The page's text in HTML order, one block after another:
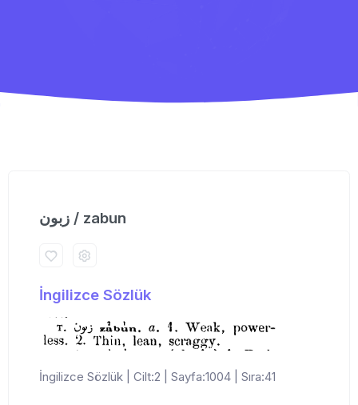
زبون / zabun
İngilizce Sözlük
İngilizce Sözlük | Cilt:2 | Sayfa:1004 | Sıra:41